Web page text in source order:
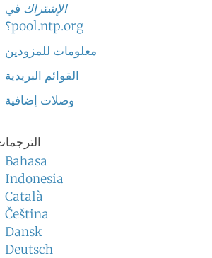
الإشتراك في
pool.ntp.org؟
معلومات للمزودين
القوائم البريدية
وصلات إضافية
Bahasa
Indonesia
Català
Čeština
Dansk
Deutsch